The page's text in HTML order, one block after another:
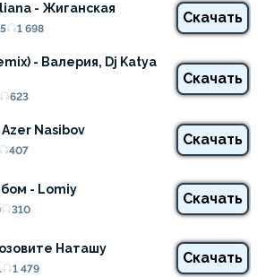
- Жиганская
1 698
Скачать
- Валерия, Dj Katya
623
Скачать
Nasibov
407
Скачать
- Lomiy
310
Скачать
Наташу
1 479
Скачать